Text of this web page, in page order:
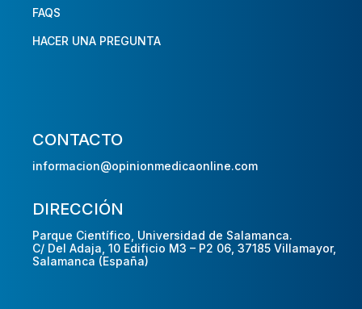
FAQS
HACER UNA PREGUNTA
CONTACTO
informacion@opinionmedicaonline.com
DIRECCIÓN
Parque Científico, Universidad de Salamanca.
C/ Del Adaja, 10 Edificio M3 – P2 06, 37185 Villamayor,
Salamanca (España)